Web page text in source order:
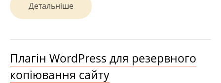
Детальніше
Плагін WordPress для резервного
копіювання сайту